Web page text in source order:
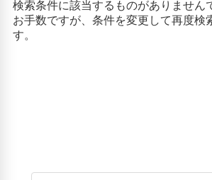
長島ダム(2.37km)
阿武隈急行線市代駅(1.96km)
静岡SA【上り】(NEOPASA静岡)(23.71km)
日本平ロープウェイ(35.7km)